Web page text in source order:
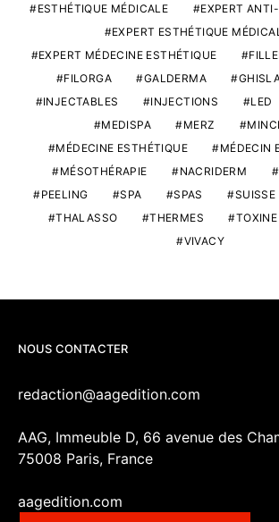
ESTHÉTIQUE MÉDICALE
EXPERT
EXPERT ESTHÉTIQUE
EXPERT MÉDECINE ESTHÉTIQUE
FILORGA
GALDERMA
INJECTABLES
INJECTIONS LED
MEDISPA
MERZ
MÉDECINE ESTHÉTIQUE
MÉDECIN
MÉSOTHÉRAPIE
NACRIDERM
PEELING
SPA SPAS SUISSE
THALASSO
THERMES
VIVACY
NOUS CONTACTER
redaction@aagedition.com
AAG, Immeuble D, 66 avenue des
75008 Paris, France
aagedition.com